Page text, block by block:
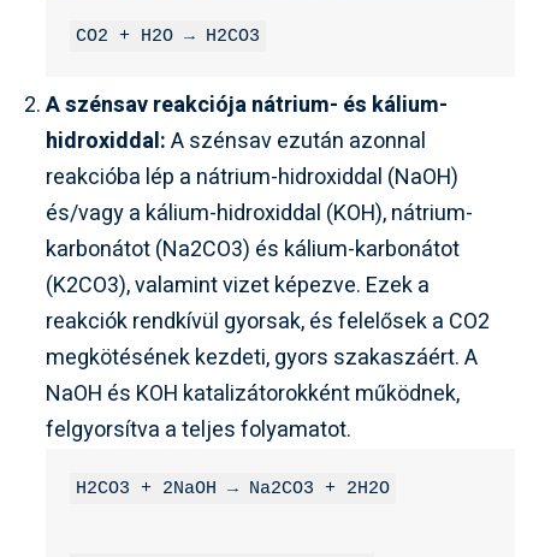
CO2 + H2O → H2CO3
A szénsav reakciója nátrium- és kálium-
hidroxiddal:A szénsav ezután azonnal
reakcióba lép a nátrium-hidroxiddal (NaOH)
és/vagy a kálium-hidroxiddal (KOH), nátrium-
karbonátot (Na2CO3) és kálium-karbonátot
(K2CO3), valamint vizet képezve. Ezek a
reakciók rendkívül gyorsak, és felelősek a CO2
megkötésének kezdeti, gyors szakaszáért. A
NaOH és KOH katalizátorokként működnek,
felgyorsítva a teljes folyamatot.
H2CO3 + 2NaOH → Na2CO3 + 2H2O